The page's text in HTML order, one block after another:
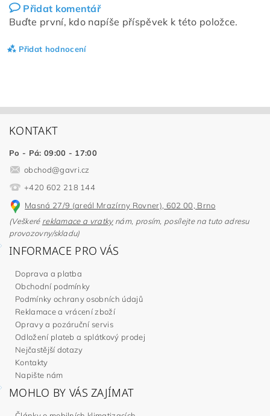
Přidat komentář
Buďte první, kdo napíše příspěvek k této položce.
Přidat hodnocení
KONTAKT
Po - Pá: 09:00 - 17:00
obchod@gavri.cz
+420 602 218 144
Masná 27/9 (areál Mrazírny Rovner), 602 00, Brno
(Veškeré reklamace a vratkynám, prosím, posílejte na tuto adresu
provozovny/skladu)
INFORMACE PRO VÁS
Doprava a platba
Obchodní podmínky
Podmínky ochrany osobních údajů
Reklamace a vrácení zboží
Opravy a pozáruční servis
Odložení plateb a splátkový prodej
Nejčastější dotazy
Kontakty
Napište nám
MOHLO BY VÁS ZAJÍMAT